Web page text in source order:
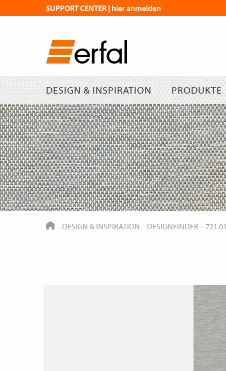
DESIGN & INSPIRATION PRODUKTE
SUPPORT CENTER | hier anmelden
HOME
– DESIGN & INSPIRATION – DESIGNFINDER – 721.01